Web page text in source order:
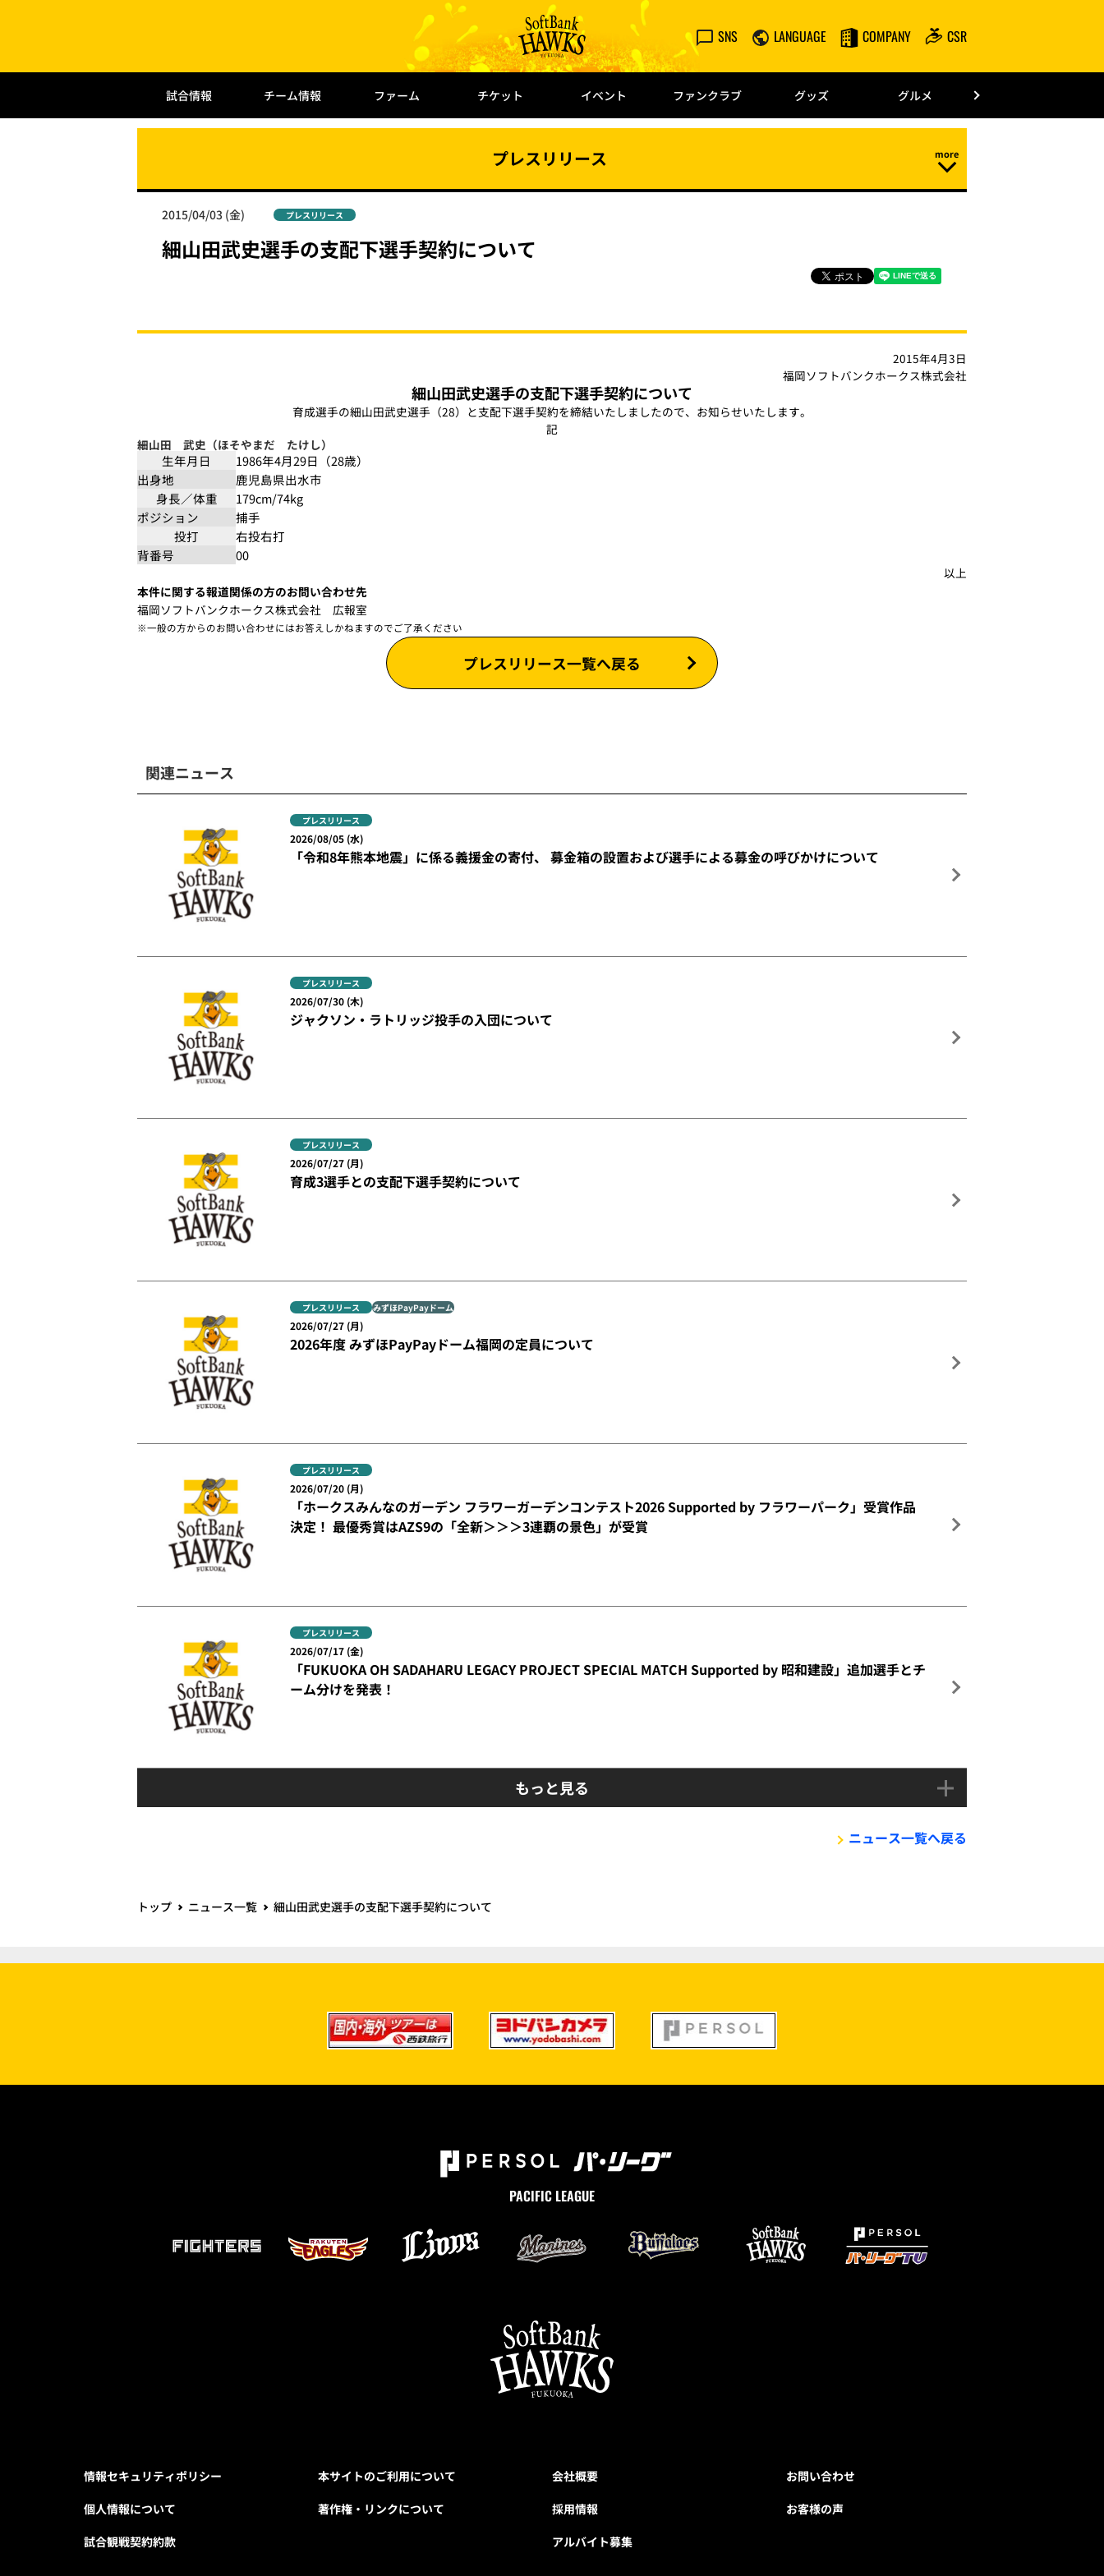
SNS LANGUAGE COMPANY CSR
試合情報 チーム情報 ファーム チケット イベント ファンクラブ グッズ グルメ
プレスリリース
2015/04/03 (金) プレスリリース
細山田武史選手の支配下選手契約について
2015年4月3日
福岡ソフトバンクホークス株式会社
細山田武史選手の支配下選手契約について
育成選手の細山田武史選手（28）と支配下選手契約を締結いたしましたので、お知らせいたします。
記
細山田 武史（ほそやまだ たけし）
生年月日
1986年4月29日（28歳）
出身地
鹿児島県出水市
身長／体重
179cm/74kg
ポジション
捕手
投打
右投右打
背番号
00
以上
本件に関する報道関係の方のお問い合わせ先
福岡ソフトバンクホークス株式会社 広報室
※一般の方からのお問い合わせにはお答えしかねますのでご了承ください
プレスリリース一覧へ戻る
関連ニュース
プレスリリース
2026/08/05 (水)
「令和8年熊本地震」に係る義援金の寄付、 募金箱の設置および選手による募金の呼びかけについて
プレスリリース
2026/07/30 (木)
ジャクソン・ラトリッジ投手の入団について
プレスリリース
2026/07/27 (月)
育成3選手との支配下選手契約について
プレスリリース みずほPayPayドーム
2026/07/27 (月)
2026年度 みずほPayPayドーム福岡の定員について
プレスリリース
2026/07/20 (月)
「ホークスみんなのガーデン フラワーガーデンコンテスト2026 Supported by フラワーパーク」受賞作品
決定！ 最優秀賞はAZS9の「全新＞＞＞3連覇の景色」が受賞
プレスリリース
2026/07/17 (金)
「FUKUOKA OH SADAHARU LEGACY PROJECT SPECIAL MATCH Supported by 昭和建設」追加選手とチ
ーム分けを発表！
もっと見る
ニュース一覧へ戻る
トップ ニュース一覧 細山田武史選手の支配下選手契約について
PACIFIC LEAGUE
情報セキュリティポリシー
個人情報について
試合観戦契約約款
本サイトのご利用について
著作権・リンクについて
会社概要
採用情報
アルバイト募集
お問い合わせ
お客様の声